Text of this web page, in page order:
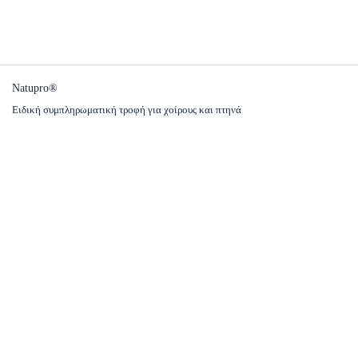
Natupro®
Ειδική συμπληρωματική τροφή για χοίρoυς και πτηνά